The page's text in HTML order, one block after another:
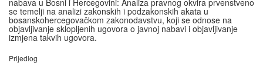
nabava u Bosni i Hercegovini: Analiza pravnog okvira prvenstveno
se temelji na analizi zakonskih i podzakonskih akata u
bosanskohercegovačkom zakonodavstvu, koji se odnose na
objavljivanje sklopljenih ugovora o javnoj nabavi i objavljivanje
izmjena takvih ugovora.
Prijedlog